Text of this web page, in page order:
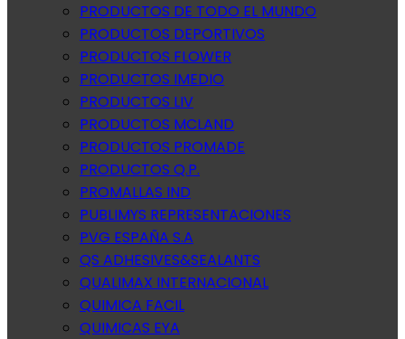
PRODUCTOS DE TODO EL MUNDO
PRODUCTOS DEPORTIVOS
PRODUCTOS FLOWER
PRODUCTOS IMEDIO
PRODUCTOS LIV
PRODUCTOS MCLAND
PRODUCTOS PROMADE
PRODUCTOS Q.P.
PROMALLAS IND
PUBLIMYS REPRESENTACIONES
PVG ESPAÑA S.A
QS ADHESIVES&SEALANTS
QUALIMAX INTERNACIONAL
QUIMICA FACIL
QUIMICAS EYA